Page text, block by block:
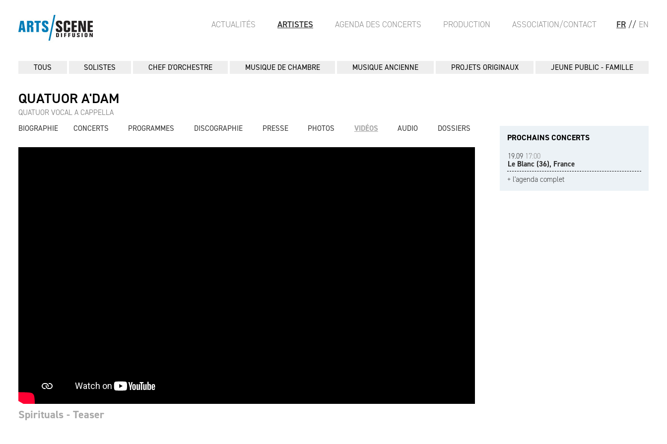
FR // EN
ACTUALITÉS ARTISTES AGENDA DES CONCERTS PRODUCTION ASSOCIATION/CONTACT
TOUS SOLISTES CHEF D'ORCHESTRE MUSIQUE DE CHAMBRE MUSIQUE ANCIENNE PROJETS ORIGINAUX JEUNE PUBLIC - FAMILLE
QUATUOR A'DAM
QUATUOR VOCAL A CAPPELLA
BIOGRAPHIE
CONCERTS PROGRAMMES DISCOGRAPHIE PRESSE PHOTOS VIDÉOS AUDIO DOSSIERS
Spirituals - Teaser
PROCHAINS CONCERTS
19.09 17:00
Le Blanc (36), France
+ l'agenda complet